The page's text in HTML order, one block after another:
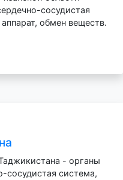
сосудистая
обмен веществ.
- органы
сосудистая система,